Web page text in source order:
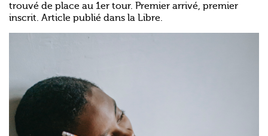
trouvé de place au 1er tour. Premier arrivé, premier
inscrit. Article publié dans la Libre.